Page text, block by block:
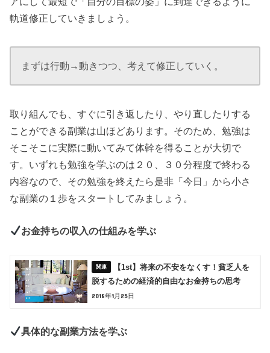
軌道修正していきましょう。
まずは行動→動きつつ、考えて修正していく。
取り組んでも、すぐに引き返したり、やり直したりする
ことができる副業は山ほどあります。そのため、勉強は
そこそこに実際に動いてみて体幹を得ることが大切で
す。いずれも勉強を学ぶのは２０、３０分程度で終わる
内容なので、その勉強を終えたら是非「今日」から小さ
な副業の１歩をスタートしてみましょう。
お金持ちの収入の仕組みを学ぶ
【1st】将来の不安をなくす！貧乏人を
脱するための経済的自由なお金持ちの思考
2018年1月25日
具体的な副業方法を学ぶ